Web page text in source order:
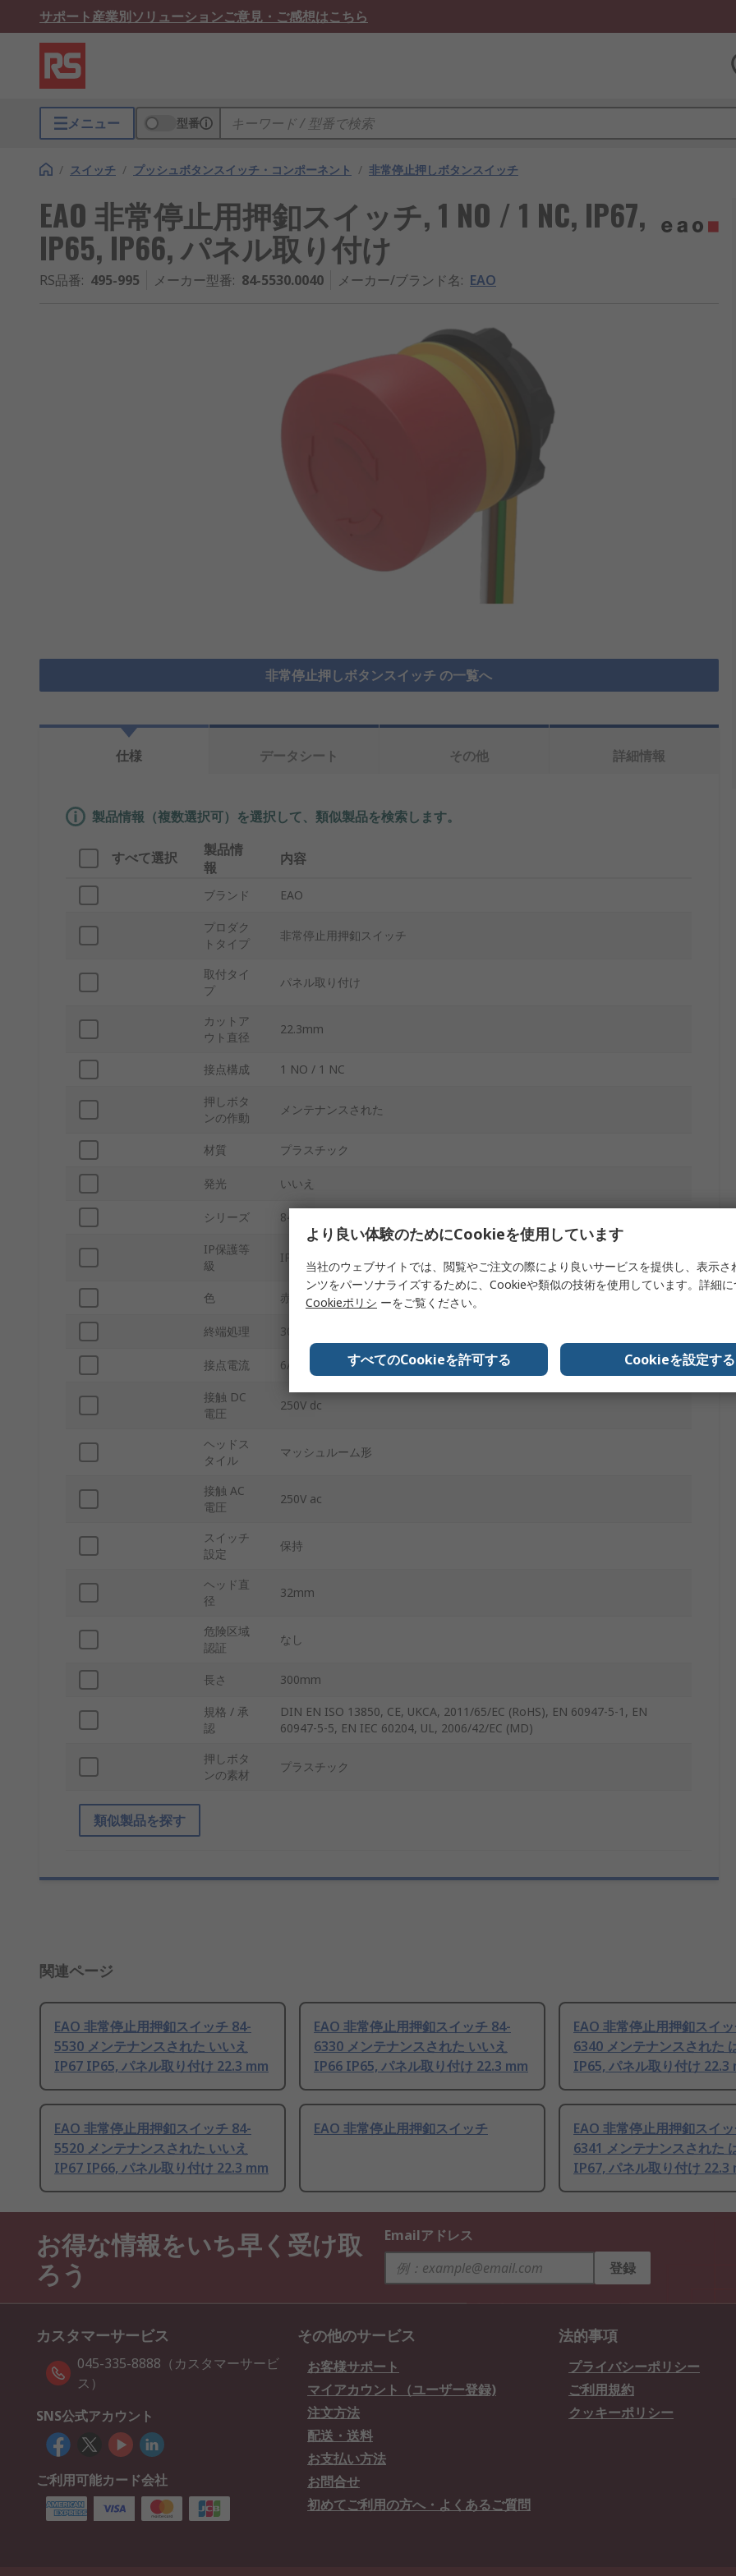
サポート産業別ソリューションご意見・ご感想はこちら
メニュー 型番
/ スイッチ / プッシュボタンスイッチ・コンポーネント / 非常停止押しボタンスイッチ
EAO 非常停止用押釦スイッチ, 1 NO / 1 NC, IP67,
IP65, IP66, パネル取り付け
RS品番: 495-995 メーカー型番: 84-5530.0040 メーカー/ブランド名: EAO
非常停止押しボタンスイッチ の一覧へ
仕様 データシート その他 詳細情報
製品情報（複数選択可）を選択して、類似製品を検索します。
すべて選択
製品情
報
内容
ブランド EAO
プロダク
トタイプ
非常停止用押釦スイッチ
取付タイ
プ
パネル取り付け
カットア
ウト直径
22.3mm
接点構成 1 NO / 1 NC
押しボタ
ンの作動
メンテナンスされた
材質 プラスチック
発光 いいえ
シリーズ 84-5530
IP保護等
級
IP67, IP65, IP66
色 赤
終端処理 300mmフラットリボンケーブル
接点電流 6A
接触 DC
電圧
250V dc
ヘッドス
タイル
マッシュルーム形
接触 AC
電圧
250V ac
スイッチ
設定
保持
ヘッド直
径
32mm
危険区域
認証
なし
長さ 300mm
規格 / 承
認
DIN EN ISO 13850, CE, UKCA, 2011/65/EC (RoHS), EN 60947-5-1, EN
60947-5-5, EN IEC 60204, UL, 2006/42/EC (MD)
押しボタ
ンの素材
プラスチック
類似製品を探す
関連ページ
EAO 非常停止用押釦スイッチ 84-
5530 メンテナンスされた いいえ
IP67 IP65, パネル取り付け 22.3 mm
EAO 非常停止用押釦スイッチ 84-
6330 メンテナンスされた いいえ
IP66 IP65, パネル取り付け 22.3 mm
EAO 非常停止用押釦スイ
6340 メンテナンスされた
IP65, パネル取り付け 22.3
EAO 非常停止用押釦スイッチ 84-
5520 メンテナンスされた いいえ
IP67 IP66, パネル取り付け 22.3 mm
EAO 非常停止用押釦スイッチ
EAO 非常停止用押釦スイ
6341 メンテナンスされた
IP67, パネル取り付け 22.3
お得な情報をいち早く受け取
ろう
Emailアドレス
登録
カスタマーサービス
045-335-8888（カスタマーサービ
ス）
SNS公式アカウント
ご利用可能カード会社
その他のサービス
お客様サポート
マイアカウント（ユーザー登録)
注文方法
配送・送料
お支払い方法
お問合せ
初めてご利用の方へ・よくあるご質問
法的事項
プライバシーポリシー
ご利用規約
クッキーポリシー
より良い体験のためにCookieを使用しています
当社のウェブサイトでは、閲覧やご注文の際により良いサービスを提供し、表示さ
ンツをパーソナライズするために、Cookieや類似の技術を使用しています。詳細に
Cookieポリシ ーをご覧ください。
すべてのCookieを許可する Cookieを設定する